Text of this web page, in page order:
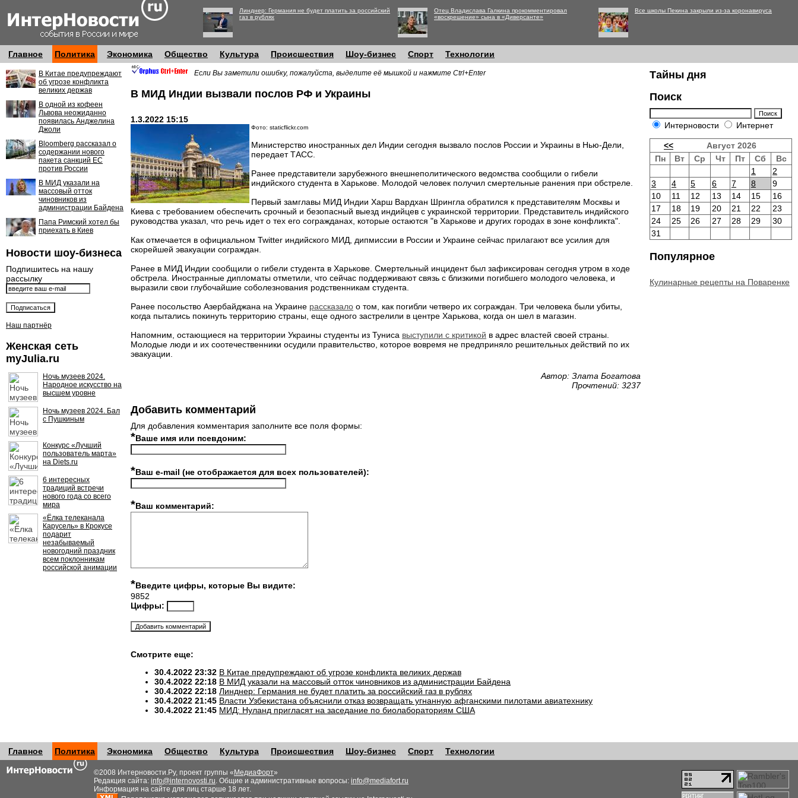
Линднер: Германия не будет платить за российский
газ в рублях
Отец Владислава Галкина прокомментировал
«воскрешение» сына в «Диверсанте»
Все школы Пекина закрыли из-за коронавируса
Главное Политика Экономика Общество Культура Происшествия Шоу-бизнес Спорт Технологии
В Китае предупреждают
об угрозе конфликта
великих держав
В одной из кофеен
Львова неожиданно
появилась Анджелина
Джоли
Bloomberg рассказал о
содержании нового
пакета санкций ЕС
против России
В МИД указали на
массовый отток
чиновников из
администрации Байдена
Папа Римский хотел бы
приехать в Киев
Новости шоу-бизнеса
Подпишитесь на нашу
рассылку
Наш партнёр
Женская сеть
myJulia.ru
Ночь музеев 2024.
Народное искусство на
высшем уровне
Ночь музеев 2024. Бал
с Пушкиным
Конкурс «Лучший
пользователь марта»
на Diets.ru
6 интересных
традиций встречи
нового года со всего
мира
«Ёлка телеканала
Карусель» в Крокусе
подарит
незабываемый
новогодний праздник
всем поклонникам
российской анимации
Если Вы заметили ошибку, пожалуйста, выделите её мышкой и нажмите Ctrl+Enter
В МИД Индии вызвали послов РФ и Украины
1.3.2022 15:15
Фото: staticflickr.com
Министерство иностранных дел Индии сегодня вызвало послов России и Украины в Нью-Дели,
передает ТАСС.
Ранее представители зарубежного внешнеполитического ведомства сообщили о гибели
индийского студента в Харькове. Молодой человек получил смертельные ранения при обстреле.
Первый замглавы МИД Индии Харш Вардхан Шрингла обратился к представителям Москвы и
Киева с требованием обеспечить срочный и безопасный выезд индийцев с украинской территории. Представитель индийского
руководства указал, что речь идет о тех его согражданах, которые остаются "в Харькове и других городах в зоне конфликта".
Как отмечается в официальном Twitter индийского МИД, дипмиссии в России и Украине сейчас прилагают все усилия для
скорейшей эвакуации сограждан.
Ранее в МИД Индии сообщили о гибели студента в Харькове. Смертельный инцидент был зафиксирован сегодня утром в ходе
обстрела. Иностранные дипломаты отметили, что сейчас поддерживают связь с близкими погибшего молодого человека, и
выразили свои глубочайшие соболезнования родственникам студента.
Ранее посольство Азербайджана на Украине рассказало о том, как погибли четверо их сограждан. Три человека были убиты,
когда пытались покинуть территорию страны, еще одного застрелили в центре Харькова, когда он шел в магазин.
Напомним, остающиеся на территории Украины студенты из Туниса выступили с критикой в адрес властей своей страны.
Молодые люди и их соотечественники осудили правительство, которое вовремя не предприняло решительных действий по их
эвакуации.
Автор: Злата Богатова
Прочтений: 3237
Добавить комментарий
Для добавления комментария заполните все поля формы:
*Ваше имя или псевдоним:
*Ваш e-mail (не отображается для всех пользователей):
*Ваш комментарий:
*Введите цифры, которые Вы видите:
9852
Цифры:
Смотрите еще:
30.4.2022 23:32 В Китае предупреждают об угрозе конфликта великих держав
30.4.2022 22:18 В МИД указали на массовый отток чиновников из администрации Байдена
30.4.2022 22:18 Линднер: Германия не будет платить за российский газ в рублях
30.4.2022 21:45 Власти Узбекистана объяснили отказ возвращать угнанную афганскими пилотами авиатехнику
30.4.2022 21:45 МИД: Нуланд пригласят на заседание по биолабораториям США
Тайны дня
Поиск
Интерновости Интернет
<<
Август 2026
Пн
Вт Ср Чт Пт Сб
Вс
1
2
3
4 5 6 7 8
9
10
11 12 13 14 15
16
17
18 19 20 21 22
23
24
25 26 27 28 29
30
31
Популярное
Кулинарные рецепты на Поваренке
Главное Политика Экономика Общество Культура Происшествия Шоу-бизнес Спорт Технологии
©2008 Интерновости.Ру, проект группы « МедиаФорт»
Редакция сайта: info@internovosti.ru. Общие и административные вопросы: info@mediafort.ru
Информация на сайте для лиц старше 18 лет.